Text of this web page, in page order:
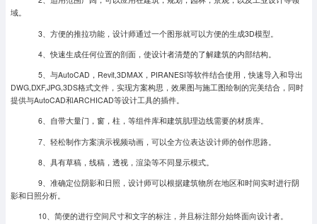
域。
3、方便的推拉功能，设计师通过一个图形就可以方便的生成3D模型。
4、快速生成任何位置的剖面，使设计者清楚的了解建筑的内部结构。
5、与AutoCAD，Revit,3DMAX，PIRANESI等软件结合使用，快速导入和导出
DWG,DXF,JPG,3DS格式文件，实现方案构思，效果图与施工图绘制的完美结合，同时
提供与AutoCAD和ARCHICAD等设计工具的插件。
6、自带大量门，窗，柱，等组件库和建筑肌理边线需要的材质库。
7、轻松制作方案演示视频动画，可以全方位表达设计师的创作思路。
8、具有草稿，线稿，透视，渲染等不同显示模式。
9、准确定位阴影和日照，设计师可以根据建筑物所在地区和时间实时进行阴
影和日照分析。
10、简便的进行空间尺寸和文字的标注，并且标注部分始终面向设计者。